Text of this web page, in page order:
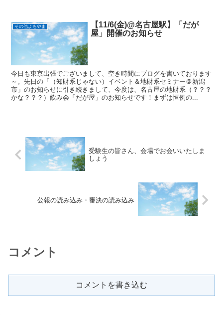
その他よもやま
【11/6(金)@名古屋駅】「だが
屋」開催のお知らせ
今日も東京出張でございまして、空き時間にブログを書いております
～。先日の「（知財系じゃない）イベント＆地財系セミナー＠新潟
市」のお知らせに引き続きまして、今度は、名古屋の地財系（？？？
かな？？？）飲み会「だが屋」のお知らせです！まずは恒例の...
受験生の皆さん、会場でお会いいたしま
しょう
公報の読み込み・審決の読み込み
コメント
コメントを書き込む